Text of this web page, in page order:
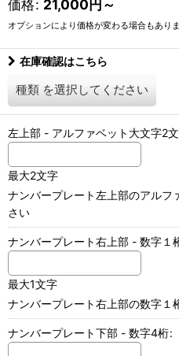
価格: 21,000円～
オプションにより価格が変わる場合もありま
在庫確認はこちら
種類 を選択してください
左上部 - アルファベット大文字2
最大2文字
ナンバープレート左上部のアルフ
さい
ナンバープレート右上部 - 数字１
最大1文字
ナンバープレート右上部の数字１
ナンバープレート下部 - 数字4桁: